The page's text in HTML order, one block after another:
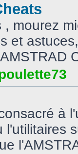
, mourez
et
à
l'utilitaires